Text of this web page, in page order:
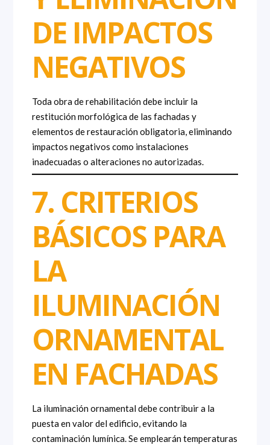
DE IMPACTOS
NEGATIVOS
Toda obra de rehabilitación debe incluir la
restitución morfológica de las fachadas y
elementos de restauración obligatoria, eliminando
impactos negativos como instalaciones
inadecuadas o alteraciones no autorizadas.
7. CRITERIOS
BÁSICOS PARA
LA
ILUMINACIÓN
ORNAMENTAL
EN FACHADAS
La iluminación ornamental debe contribuir a la
puesta en valor del edificio, evitando la
contaminación lumínica. Se emplearán temperaturas